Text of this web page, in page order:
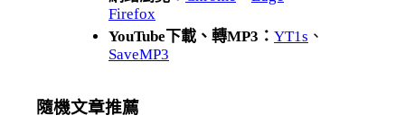
Firefox
YouTube下載、轉MP3： YT1s 、
SaveMP3
隨機文章推薦